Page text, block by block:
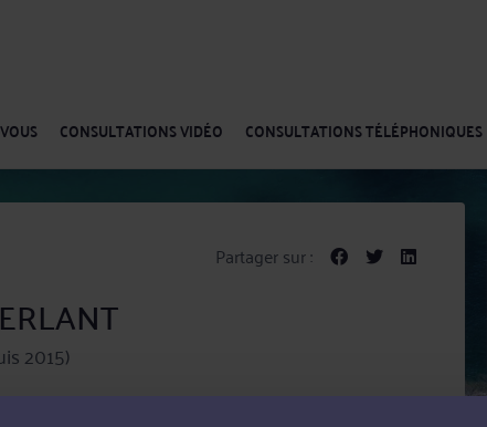
CONSULTATIONS VIDÉO CONSULTATIONS TÉLÉPHONIQUES
Partager sur :
2015)